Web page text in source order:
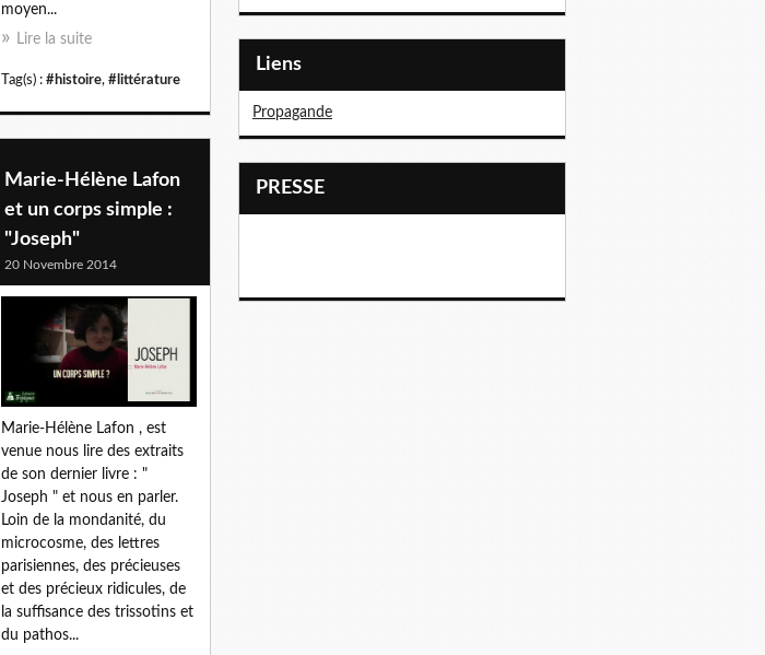
moyen...
Lire la suite
Tag(s) : #histoire, #littérature
Marie-Hélène Lafon
et un corps simple :
"Joseph"
20 Novembre 2014
Marie-Hélène Lafon , est
venue nous lire des extraits
de son dernier livre : "
Joseph " et nous en parler.
Loin de la mondanité, du
microcosme, des lettres
parisiennes, des précieuses
et des précieux ridicules, de
la suffisance des trissotins et
du pathos...
Liens
Propagande
PRESSE